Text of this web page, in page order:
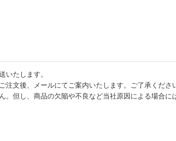
いたします。
注文後、メールにてご案内いたします。ご了承くださ
。但し、商品の欠陥や不良など当社原因による場合に